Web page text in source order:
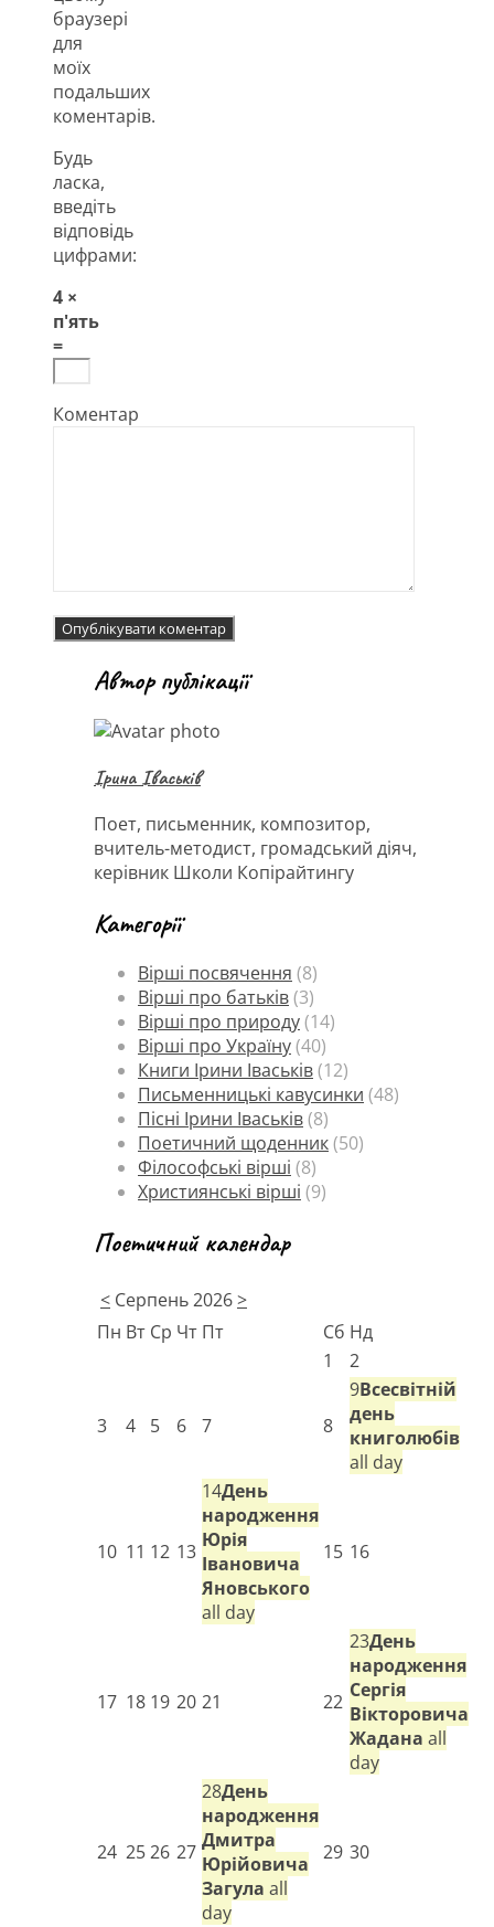
браузері
для
моїх
подальших
коментарів.
Будь
ласка,
введіть
відповідь
цифрами:
4 ×
п'ять
=
Коментар
Автор публікації
Ірина Іваськів
Поет, письменник, композитор,
вчитель-методист, громадський діяч,
керівник Школи Копірайтингу
Категорії
Вірші посвячення (8)
Вірші про батьків(3)
Вірші про природу(14)
Вірші про Україну(40)
Книги Ірини Іваськів(12)
Письменницькі кавусинки (48)
Пісні Ірини Іваськів(8)
Поетичний щоденник(50)
Філософські вірші (8)
Християнські вірші (9)
Поетичний календар
< Серпень 2026>
Пн Вт Ср Чт Пт Сб Нд
1
2
3 4 5 6 7 8
9Всесвітній
день
книголюбів
all day
10 11 12 13
14День
народження
Юрія
Івановича
Яновського
all day
15 16
17 18 19 20 21 22
23День
народження
Сергія
Вікторовича
Жадана all
day
24 2526 27
28День
народження
Дмитра
Юрійовича
Загула all
day
29 30